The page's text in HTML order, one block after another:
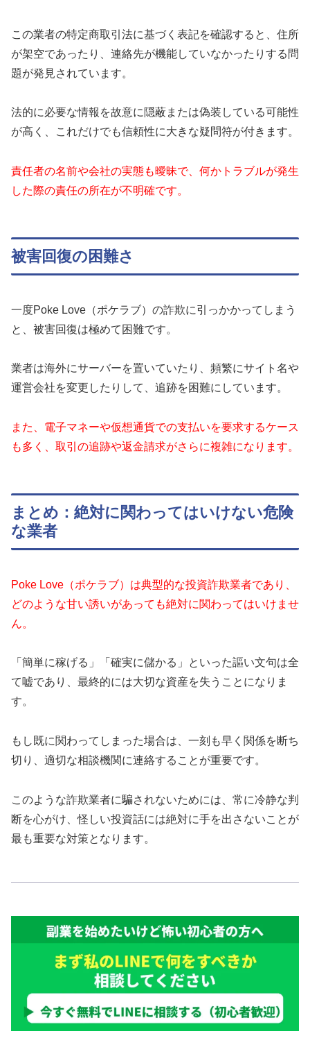
この業者の特定商取引法に基づく表記を確認すると、住所
が架空であったり、連絡先が機能していなかったりする問
題が発見されています。
法的に必要な情報を故意に隠蔽または偽装している可能性
が高く、これだけでも信頼性に大きな疑問符が付きます。
責任者の名前や会社の実態も曖昧で、何かトラブルが発生
した際の責任の所在が不明確です。
被害回復の困難さ
一度Poke Love（ポケラブ）の詐欺に引っかかってしまう
と、被害回復は極めて困難です。
業者は海外にサーバーを置いていたり、頻繁にサイト名や
運営会社を変更したりして、追跡を困難にしています。
また、電子マネーや仮想通貨での支払いを要求するケース
も多く、取引の追跡や返金請求がさらに複雑になります。
まとめ：絶対に関わってはいけない危険
な業者
Poke Love（ポケラブ）は典型的な投資詐欺業者であり、
どのような甘い誘いがあっても絶対に関わってはいけませ
ん。
「簡単に稼げる」「確実に儲かる」といった謳い文句は全
て嘘であり、最終的には大切な資産を失うことになりま
す。
もし既に関わってしまった場合は、一刻も早く関係を断ち
切り、適切な相談機関に連絡することが重要です。
このような詐欺業者に騙されないためには、常に冷静な判
断を心がけ、怪しい投資話には絶対に手を出さないことが
最も重要な対策となります。